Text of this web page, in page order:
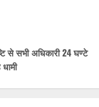
से सभी अधिकारी 24 घण्टे